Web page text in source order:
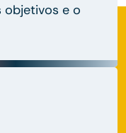
objetivos e o